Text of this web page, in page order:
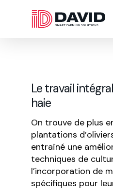
Le travail
haie
On trouve de plus
plantations
entraîné une
techniques de
l’incorporation de
spécifiques pour